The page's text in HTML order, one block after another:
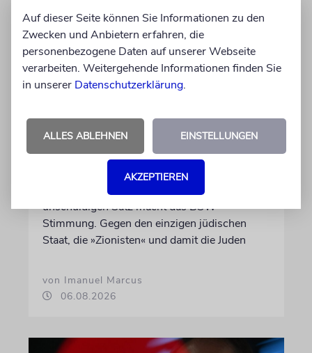
Landtagswahlkampf mit
Israelfeindlichkeit
Mit einem vielleicht auf den ersten Blick
unschuldigen Satz macht das BSW
Stimmung. Gegen den einzigen jüdischen
Staat, die »Zionisten« und damit die Juden
von Imanuel Marcus
06.08.2026
Auf dieser Seite können Sie Informationen zu den
Zwecken und Anbietern erfahren, die
personenbezogene Daten auf unserer Webseite
verarbeiten. Weitergehende Informationen finden Sie
in unserer Datenschutzerklärung.
ALLES ABLEHNEN EINSTELLUNGEN
AKZEPTIEREN